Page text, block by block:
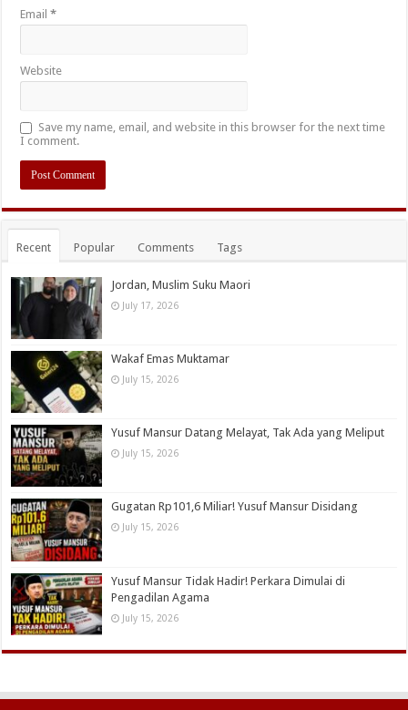
Email*
Website
Save my name, email, and website in this browser for the next time
I comment.
Recent Popular Comments Tags
Jordan, Muslim Suku Maori
July 17, 2026
Wakaf Emas Muktamar
July 15, 2026
Yusuf Mansur Datang Melayat, Tak Ada yang Meliput
July 15, 2026
Gugatan Rp101,6 Miliar! Yusuf Mansur Disidang
July 15, 2026
Yusuf Mansur Tidak Hadir! Perkara Dimulai di
Pengadilan Agama
July 15, 2026